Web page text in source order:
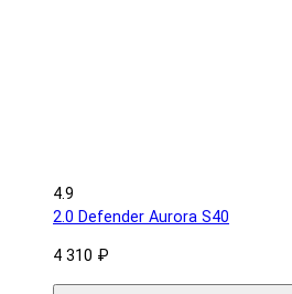
4.9
2.0 Defender Aurora S40
4 310 ₽